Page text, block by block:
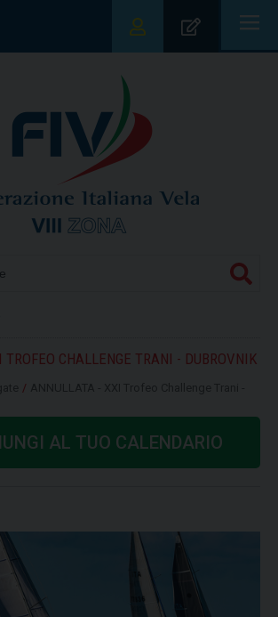
|||
CHALLENGE TRANI - DUBROVNIK
/
AL TUO CALENDARIO